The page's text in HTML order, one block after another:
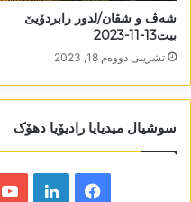
شەڤ و شڤان/لدور رابردۆیێ
بیت13-11-2023
تشرینی دووه‌م 18, 2023
سوشیال میدیایا رادیۆیا دھۆک
Facebook